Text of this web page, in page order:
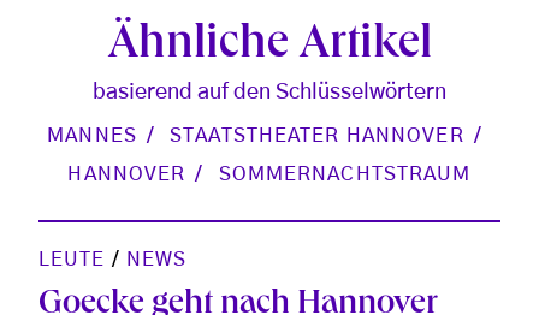
Ähnliche Artikel
basierend auf den Schlüsselwörtern
MANNES
STAATSTHEATER HANNOVER
HANNOVER
SOMMERNACHTSTRAUM
LEUTE / NEWS
Goecke geht nach Hannover